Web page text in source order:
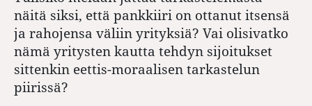
näitä siksi, että pankkiiri on ottanut itsensä
ja rahojensa väliin yrityksiä? Vai olisivatko
nämä yritysten kautta tehdyn sijoitukset
sittenkin eettis-moraalisen tarkastelun
piirissä?